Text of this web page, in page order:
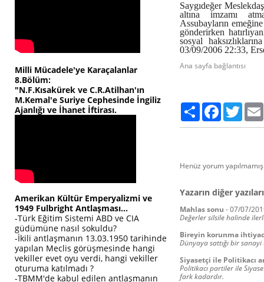
Milli Mücadele'ye Karaçalanlar
8.Bölüm:
"N.F.Kısakürek ve C.R.Atilhan'ın
M.Kemal'e Suriye Cephesinde İngiliz
Ajanlığı ve İhanet İftirası.
Amerikan Kültür Emperyalizmi ve
1949 Fulbright Antlaşması...
-Türk Eğitim Sistemi ABD ve CIA
güdümüne nasıl sokuldu?
-İkili antlaşmanın 13.03.1950 tarihinde
yapılan Meclis görüşmesinde hangi
vekiller evet oyu verdi, hangi vekiller
oturuma katılmadı ?
-TBMM'de kabul edilen antlaşmanın
Saygıdeğer
altına imzamı
Assubayların
gönderirken
sosyal
03/09/2006 22:33,
Ana sayfa bağlantısı
Paylaş Facebook
Henüz yorum
Yazarın diğer yazıları
Mahlas sonu -07/07/
Değerler silsile halinde
Bireyin korunma
Dünyaya sattığı bir
Siyasetçi ile Politikacı
Politikacı partiler ile
fark kadardır.